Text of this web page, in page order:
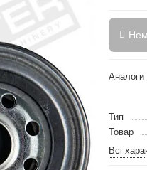
Аналоги
Тип
Товар
Всі